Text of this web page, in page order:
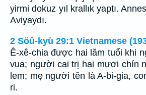
yirmi dokuz yıl krallık yaptı.
Aviyaydı.
2 Söû-kyù 29:1 Vietnamese
Ê-xê-chia được hai lăm tuổi khi
vua; người cai trị hai mươi chín
lem; mẹ người tên là A-bi-gia,
ri.